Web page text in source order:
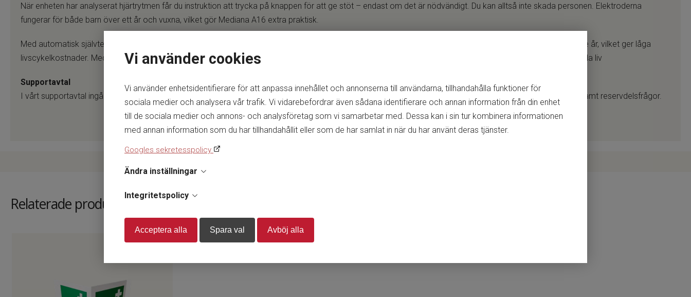
Vi använder cookies
Vi använder enhetsidentifierare för att anpassa innehållet och annonserna till användarna, tillhandahålla funktioner för
sociala medier och analysera vår trafik. Vi vidarebefordrar även sådana identifierare och annan information från din enhet
till de sociala medier och annons- och analysföretag som vi samarbetar med. Dessa kan i sin tur kombinera informationen
med annan information som du har tillhandahållit eller som de har samlat in när du har använt deras tjänster.
Googles sekretesspolicy
Ändra inställningar
Integritetspolicy
Acceptera alla Spara val Avböj alla
När enheten har analyserat hjärtrytmen får du instruktion att trycka på knappen för att ge stöt – endast om det är nödvändigt. Du kan alltså inte skada personen. Elektroderna
fungerar för både barn över ett år och vuxna, vilket gör Mediana A16 extra praktisk.
Med automatisk självtest och tydlig felindikering på displayen är du alltid säker på att hjärtstartaren fungerar. Batteriet håller i cirka fem år och elektroderna i tre år, vilket ger låga
livscykelkostnader. Mediana A16 är ett tryggt och prisvärt val för arbetsplatser, skolor, idrottsanläggningar och offentliga miljöer – en investering som kan rädda liv
Supportavtal
I vårt supportavtal ingår utan extra kostnad (värde 2 500:-/år) support via mejl och telefon måndag-fredag 8-17 gällande installations- & handhavandefrågor samt reservdelsfrågor.
Relaterade produkter